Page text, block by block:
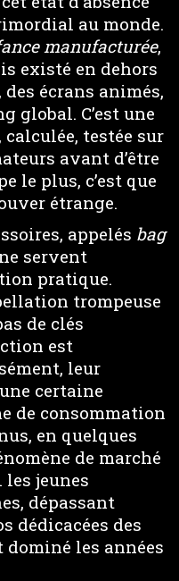
au monde.
manufacturée,
existé en dehors
écrans animés,
global. C’est une
calculée, testée sur
avant d’être
le plus, c’est que
étrange.
appelés bag
servent
pratique.
trompeuse
de clés
est
leur
certaine
de consommation
en quelques
de marché
jeunes
dépassant
dédicacées des
les années